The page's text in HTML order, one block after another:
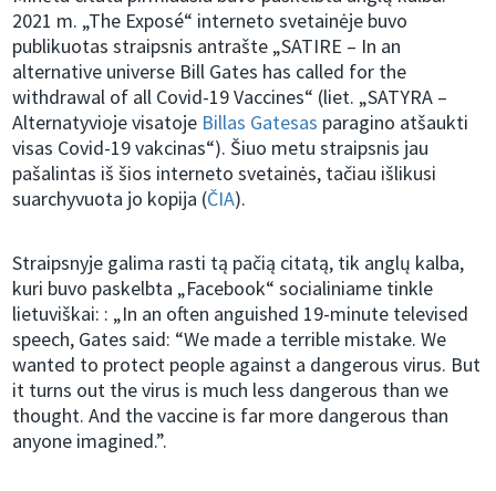
2021 m. „The Exposé“ interneto svetainėje buvo
publikuotas straipsnis antrašte „SATIRE – In an
alternative universe Bill Gates has called for the
withdrawal of all Covid-19 Vaccines“ (liet. „SATYRA –
Alternatyvioje visatoje Billas Gatesas paragino atšaukti
visas Covid-19 vakcinas“). Šiuo metu straipsnis jau
pašalintas iš šios interneto svetainės, tačiau išlikusi
suarchyvuota jo kopija (ČIA).
Straipsnyje galima rasti tą pačią citatą, tik anglų kalba,
kuri buvo paskelbta „Facebook“ socialiniame tinkle
lietuviškai: : „In an often anguished 19-minute televised
speech, Gates said: “We made a terrible mistake. We
wanted to protect people against a dangerous virus. But
it turns out the virus is much less dangerous than we
thought. And the vaccine is far more dangerous than
anyone imagined.”.